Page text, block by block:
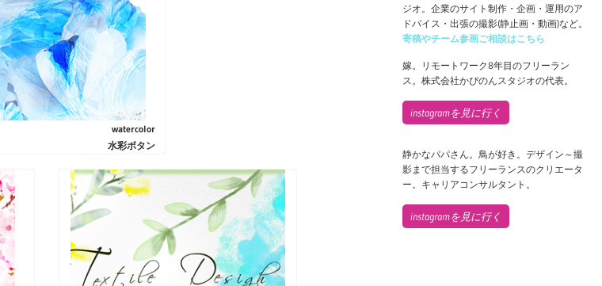
watercolor
水彩ボタン
ジオ。企業のサイト制作・企画・運用のア
ドバイス・出張の撮影(静止画・動画)など。
寄稿やチーム参画ご相談はこちら
嫁。リモートワーク8年目のフリーラン
ス。株式会社かぴのんスタジオの代表。
instagramを見に行く
静かなパパさん。鳥が好き。デザイン～撮
影まで担当するフリーランスのクリエータ
ー。キャリアコンサルタント。
instagramを見に行く